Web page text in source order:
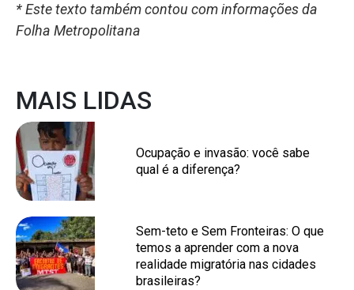
* Este texto também contou com informações da
Folha Metropolitana
MAIS LIDAS
Ocupação e invasão: você sabe
qual é a diferença?
Sem-teto e Sem Fronteiras: O que
temos a aprender com a nova
realidade migratória nas cidades
brasileiras?